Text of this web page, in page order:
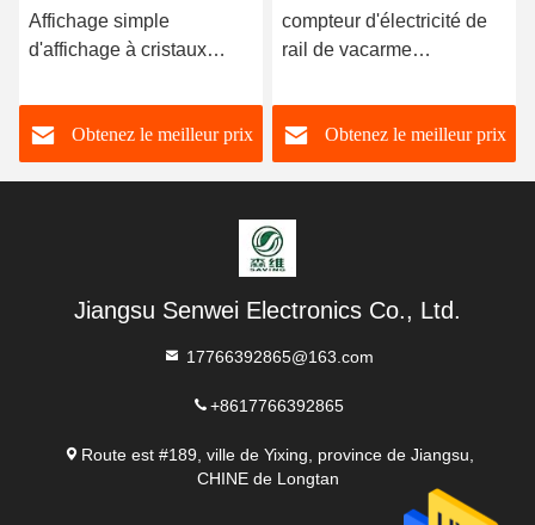
Affichage simple
d'affichage à cristaux
d'avance par Digital
d'énergie électronique de
3 phases avec GPRS
Obtenez le meilleur prix
compteur d'électricité de
rail de vacarme
commutateur de 100A
NOTA: Wifi Smart 220V
Obtenez le meilleur prix
Jiangsu Senwei Electronics Co., Ltd.
17766392865@163.com
+8617766392865
Route est #189, ville de Yixing, province de Jiangsu,
CHINE de Longtan